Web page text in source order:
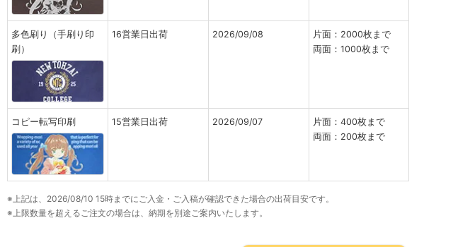
多色刷り（手刷り印
刷）
16営業日出荷 2026/09/08
片面：2000枚まで
両面：1000枚まで
コピー転写印刷 15営業日出荷 2026/09/07
片面：400枚まで
両面：200枚まで
※上記は、2026/08/10 15時までにご入金・ご入稿が確認できた場合の出荷目安です。
※上限数量を超えるご注文の場合は、納期を別途ご案内いたします。